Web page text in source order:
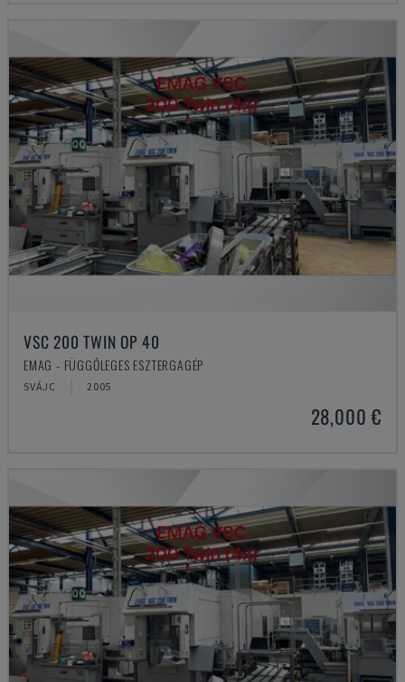
VSC 200 TWIN OP 40
EMAG - FÜGGŐLEGES ESZTERGAGÉP
SVÁJC 2005
28,000 €